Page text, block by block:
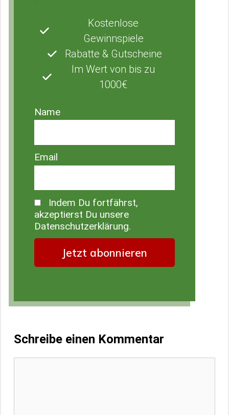
Kostenlose
Gewinnspiele
Rabatte & Gutscheine
Im Wert von bis zu
1000€
Name
Email
Indem Du fortfährst,
akzeptierst Du unsere
Datenschutzerklärung.
Schreibe einen Kommentar